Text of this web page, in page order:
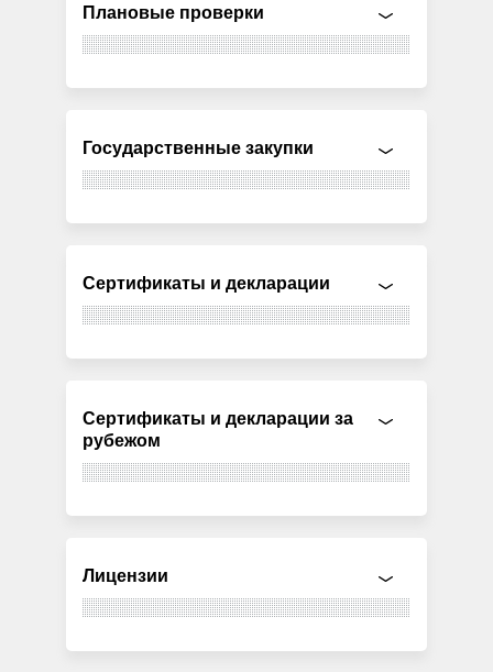
Плановые проверки
Государственные закупки
Сертификаты и декларации
Сертификаты и декларации за
рубежом
Лицензии